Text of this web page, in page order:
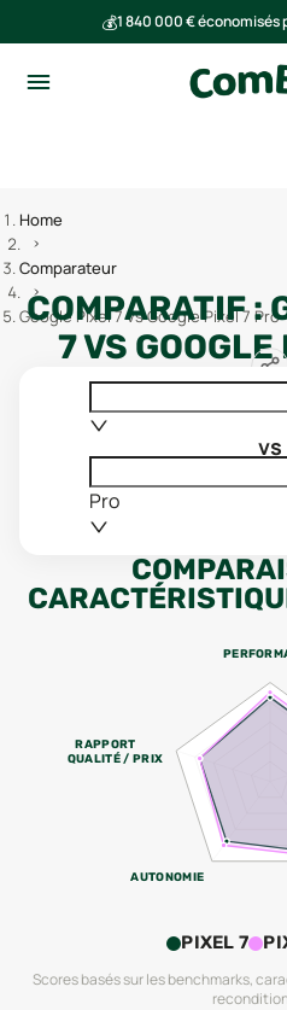
💰1 840 000 €
Home
Comparateur
Google Pixel 7 vs Google Pixel 7 Pro
COMPARATIF :
7VS GOOGLE
vs
Pro
AUTONOMIE
RAPPORT
QUALITÉ / PRIX
PIXEL 7
Scores basés sur les benchmarks,